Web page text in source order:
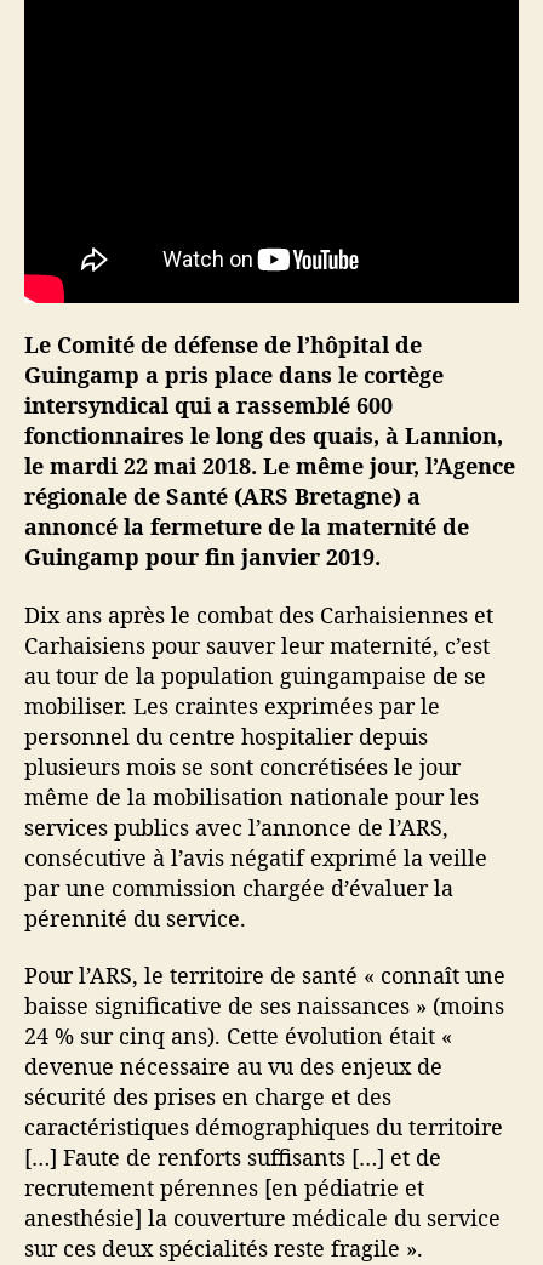
c
r
e
e
r
?
Le Comité de défense de l’hôpital de
Guingamp a pris place dans le cortège
intersyndical qui a rassemblé 600
fonctionnaires le long des quais, à Lannion,
le mardi 22 mai 2018. Le même jour, l’Agence
régionale de Santé (ARS Bretagne) a
annoncé la fermeture de la maternité de
Guingamp pour fin janvier 2019.
Dix ans après le combat des Carhaisiennes et
Carhaisiens pour sauver leur maternité, c’est
au tour de la population guingampaise de se
mobiliser. Les craintes exprimées par le
personnel du centre hospitalier depuis
plusieurs mois se sont concrétisées le jour
même de la mobilisation nationale pour les
services publics avec l’annonce de l’ARS,
consécutive à l’avis négatif exprimé la veille
par une commission chargée d’évaluer la
pérennité du service.
Pour l’ARS, le territoire de santé « connaît une
baisse significative de ses naissances » (moins
24 % sur cinq ans). Cette évolution était «
devenue nécessaire au vu des enjeux de
sécurité des prises en charge et des
caractéristiques démographiques du territoire
[…] Faute de renforts suffisants […] et de
recrutement pérennes [en pédiatrie et
anesthésie] la couverture médicale du service
sur ces deux spécialités reste fragile ».